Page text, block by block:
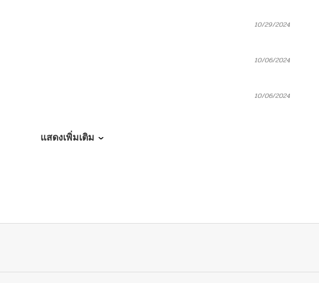
10/29/2024
10/06/2024
10/06/2024
10/06/2024
แสดงเพิ่มเติม